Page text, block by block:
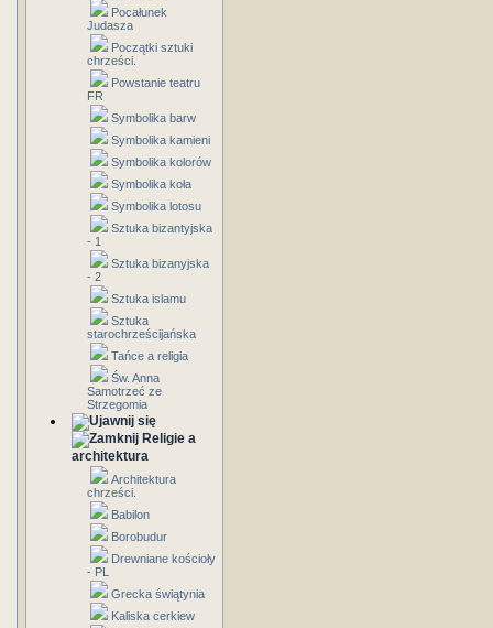
Pocałunek
Judasza
Początki sztuki
chrześci.
Powstanie teatru
FR
Symbolika barw
Symbolika kamieni
Symbolika kolorów
Symbolika koła
Symbolika lotosu
Sztuka bizantyjska
- 1
Sztuka bizanyjska
- 2
Sztuka islamu
Sztuka
starochrześcijańska
Tańce a religia
Św. Anna
Samotrzeć ze
Strzegomia
Religie a
architektura
Architektura
chrześci.
Babilon
Borobudur
Drewniane kościoły
- PL
Grecka świątynia
Kaliska cerkiew